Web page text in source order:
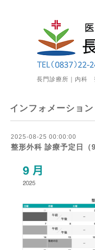
長門診療所｜内科
インフォメーション
2025-08-25 00:00:00
整形外科 診療予定日（9